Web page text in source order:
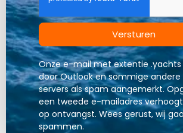
Versturen
Onze e-mail met extentie .yachts
door Outlook en sommige
servers als spam aangemerkt.
een tweede e-mailadres
op ontvangst. Wees gerust, wij
spammen.